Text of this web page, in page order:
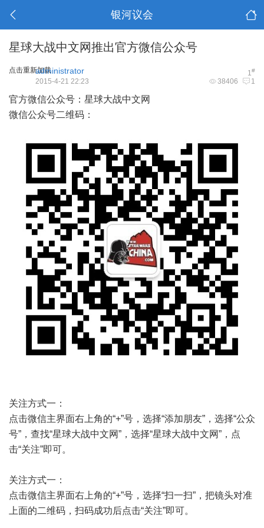
银河议会
星球大战中文网推出官方微信公众号
点击重新加载 1#
administrator
38406 1
2015-4-21 22:23
官方微信公众号：星球大战中文网
微信公众号二维码：
关注方式一：
点击微信主界面右上角的“+”号，选择“添加朋友”，选择“公众
号”，查找“星球大战中文网”，选择“星球大战中文网”，点
击“关注”即可。
关注方式一：
点击微信主界面右上角的“+”号，选择“扫一扫”，把镜头对准
上面的二维码，扫码成功后点击“关注”即可。